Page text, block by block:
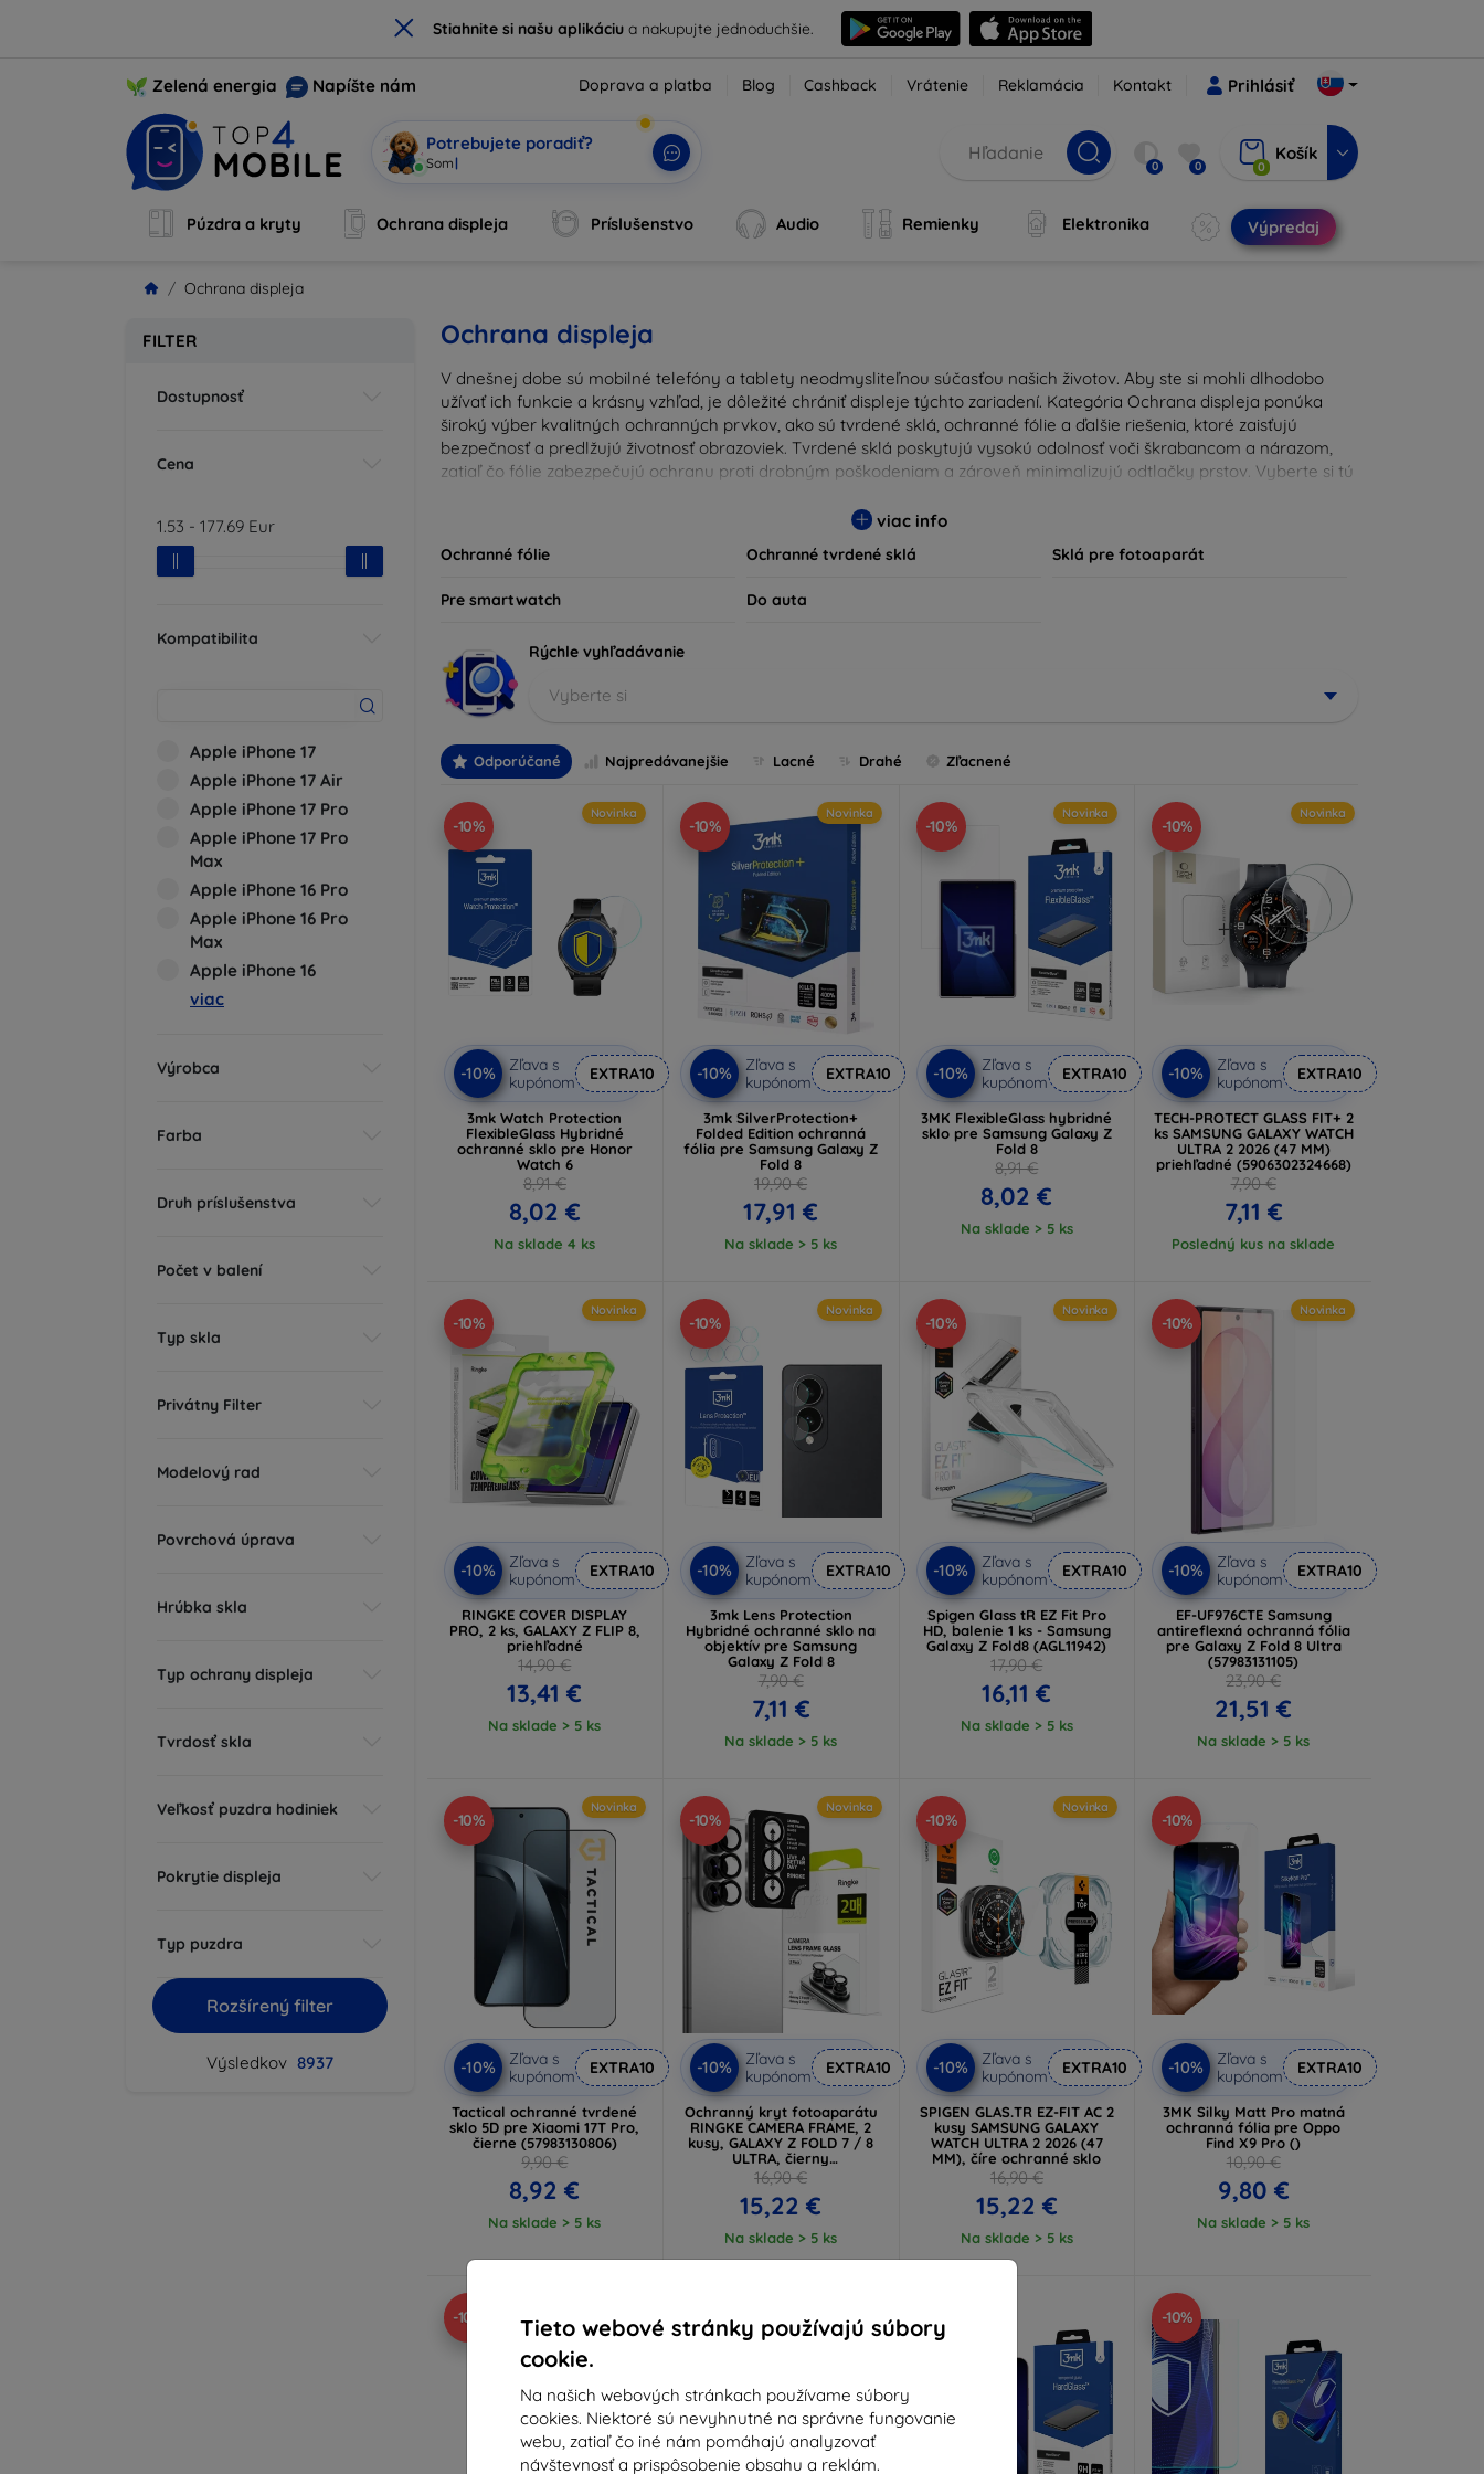
× Stiahnite si našu aplikáciua nakupujte jednoduchšie.
Tieto webové stránky používajú súbory
cookie.
Na našich webových stránkach používame súbory
cookies. Niektoré sú nevyhnutné na správne fungovanie
webu, zatiaľ čo iné nám pomáhajú analyzovať
návštevnosť a prispôsobenie obsahu a reklám.
Zelená energia Napíšte nám Doprava a platba Blog Cashback Vrátenie Reklamácia Kontakt Prihlásiť
Potrebujete poradiť?
Som Mobi, tvoj AI 0 0 0
Košík
Púzdra a kryty Ochrana displeja Príslušenstvo Audio Remienky Elektronika Výpredaj
Ochrana displeja
FILTER
Dostupnosť
Cena
1.53 - 177.69 Eur
Kompatibilita
Apple iPhone 17
Apple iPhone 17 Air
Apple iPhone 17 Pro
Apple iPhone 17 Pro
Max
Apple iPhone 16 Pro
Apple iPhone 16 Pro
Max
Apple iPhone 16
viac
Výrobca
Farba
Druh príslušenstva
Počet v balení
Typ skla
Privátny Filter
Modelový rad
Povrchová úprava
Hrúbka skla
Typ ochrany displeja
Tvrdosť skla
Veľkosť puzdra hodiniek
Pokrytie displeja
Typ puzdra
Rozšírený filter
Výsledkov 8937
Ochrana displeja
V dnešnej dobe sú mobilné telefóny a tablety neodmysliteľnou súčasťou našich životov. Aby ste si mohli dlhodobo
užívať ich funkcie a krásny vzhľad, je dôležité chrániť displeje týchto zariadení. Kategória Ochrana displeja ponúka
široký výber kvalitných ochranných prvkov, ako sú tvrdené sklá, ochranné fólie a ďalšie riešenia, ktoré zaisťujú
bezpečnosť a predlžujú životnosť obrazoviek. Tvrdené sklá poskytujú vysokú odolnosť voči škrabancom a nárazom,
zatiaľ čo fólie zabezpečujú ochranu proti drobným poškodeniam a zároveň minimalizujú odtlačky prstov. Vyberte si tú
produkty kompatibilné s rôznymi značkami a modelmi, čím zaručujeme, že každý zákazník nájde ideálnu ochranu pre
viac info
Ochranné fólie Ochranné tvrdené sklá Sklá pre fotoaparát
Pre smartwatch Do auta
Rýchle vyhľadávanie
Vyberte si
Odporúčané Najpredávanejšie Lacné Drahé Zľacnené
-10%
Novinka
-10%
Zľava s
kupónom
EXTRA10
3mk Watch Protection
FlexibleGlass Hybridné
ochranné sklo pre Honor
Watch 6
8,91 €
8,02 €
Na sklade 4 ks
-10%
Novinka
-10%
Zľava s
kupónom
EXTRA10
3mk SilverProtection+
Folded Edition ochranná
fólia pre Samsung Galaxy Z
Fold 8
19,90 €
17,91 €
Na sklade > 5 ks
-10%
Novinka
-10%
Zľava s
kupónom
EXTRA10
3MK FlexibleGlass hybridné
sklo pre Samsung Galaxy Z
Fold 8
8,91 €
8,02 €
Na sklade > 5 ks
-10%
Novinka
-10%
Zľava s
kupónom
EXTRA10
TECH-PROTECT GLASS FIT+ 2
ks SAMSUNG GALAXY WATCH
ULTRA 2 2026 (47 MM)
priehľadné (5906302324668)
7,90 €
7,11 €
Posledný kus na sklade
-10%
Novinka
-10%
Zľava s
kupónom
EXTRA10
RINGKE COVER DISPLAY
PRO, 2 ks, GALAXY Z FLIP 8,
priehľadné
14,90 €
13,41 €
Na sklade > 5 ks
-10%
Novinka
-10%
Zľava s
kupónom
EXTRA10
3mk Lens Protection
Hybridné ochranné sklo na
objektív pre Samsung
Galaxy Z Fold 8
7,90 €
7,11 €
Na sklade > 5 ks
-10%
Novinka
-10%
Zľava s
kupónom
EXTRA10
Spigen Glass tR EZ Fit Pro
HD, balenie 1 ks - Samsung
Galaxy Z Fold8 (AGL11942)
17,90 €
16,11 €
Na sklade > 5 ks
-10%
Novinka
-10%
Zľava s
kupónom
EXTRA10
EF-UF976CTE Samsung
antireflexná ochranná fólia
pre Galaxy Z Fold 8 Ultra
(57983131105)
23,90 €
21,51 €
Na sklade > 5 ks
-10%
Novinka
-10%
Zľava s
kupónom
EXTRA10
Tactical ochranné tvrdené
sklo 5D pre Xiaomi 17T Pro,
čierne (57983130806)
9,90 €
8,92 €
Na sklade > 5 ks
-10%
Novinka
-10%
Zľava s
kupónom
EXTRA10
Ochranný kryt fotoaparátu
RINGKE CAMERA FRAME, 2
kusy, GALAXY Z FOLD 7 / 8
ULTRA, čierny
(8800380460638)
16,90 €
15,22 €
Na sklade > 5 ks
-10%
Novinka
-10%
Zľava s
kupónom
EXTRA10
SPIGEN GLAS.TR EZ-FIT AC 2
kusy SAMSUNG GALAXY
WATCH ULTRA 2 2026 (47
MM), číre ochranné sklo
16,90 €
15,22 €
Na sklade > 5 ks
-10%
-10%
Zľava s
kupónom
EXTRA10
3MK Silky Matt Pro matná
ochranná fólia pre Oppo
Find X9 Pro ()
10,90 €
9,80 €
Na sklade > 5 ks
-10% -10% -10%